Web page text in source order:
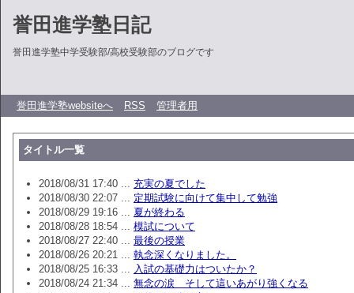
誉田進学塾日記
誉田進学塾中学受験部/高校受験部のブログです
誉田進学塾websiteへ RSS 管理者用
タイトル一覧
2018/08/31 17:40 ... 充実の夏でした
2018/08/30 22:07 ... 定期試験に向けて集中して勉強
2018/08/29 19:16 ... 夏が終わる
2018/08/28 18:54 ... 模試について
2018/08/27 22:40 ... 最後の授業
2018/08/26 20:21 ... 執念深くなりました。
2018/08/25 16:33 ... 入試の基礎力はついたか？
2018/08/24 21:34 ... 無念の涙 そして這いあがり強くなる